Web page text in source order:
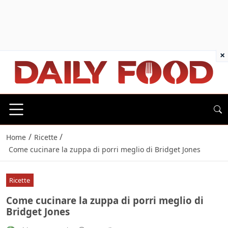
Home / Ricette /
Come cucinare la zuppa di porri meglio di Bridget Jones
Ricette
Come cucinare la zuppa di porri meglio di
Bridget Jones
×